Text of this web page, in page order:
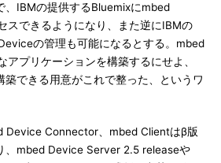
IBMの提供するBluemixにmbed
スできるようになり、また逆にIBMの
の管理も可能になるとする。mbed
アプリケーションを構築するにせよ、
築できる用意がこれで整った、というワ
Device Connector、mbed Clientはβ版
、mbed Device Server 2.5 releaseや